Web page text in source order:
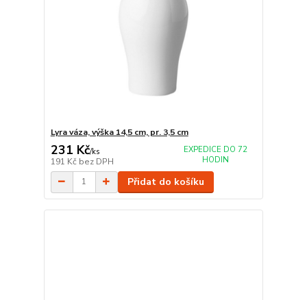
Lyra váza, výška 14,5 cm, pr. 3,5 cm
231 Kč/ks
191 Kč bez DPH
EXPEDICE DO 72
HODIN
Přidat do košíku